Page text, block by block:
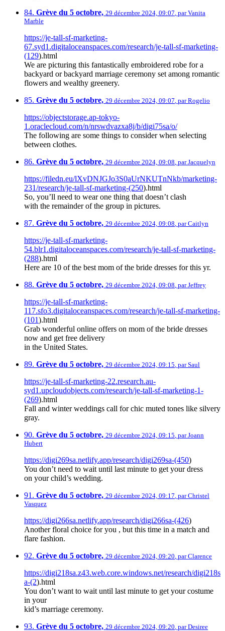
84. Grève du 5 octobre, 29 décembre 2024, 09:07 parVanita
Marble
https://je-tall-sf-marketing-
67.syd1.digitaloceanspaces.com/research/je-tall-sf-marketing-
(129).html
We are picturing this fantastically embroidered robe for a
backyard or backyard marriage ceremony set among romantic
flowers and wealthy greenery.
85. Grève du 5 octobre, 29 décembre 2024, 09:07 parRogelio
https://objectstorage.ap-tokyo-
1.oraclecloud.com/n/nrswdvazxa8j/b/digi75sa/o/
The following are some things to consider when selecting
between clothes.
86. Grève du 5 octobre, 29 décembre 2024, 09:08 parJacquelyn
https://filedn.eu/lXvDNJGJo3S0aUrNKUTnNkb/marketing-
231/research/je-tall-sf-marketing-(250).html
So, you’ll need to wear one thing that doesn’t clash
with the remainder of the group in pictures.
87. Grève du 5 octobre, 29 décembre 2024, 09:08 parCaitlyn
https://je-tall-sf-marketing-
54.blr1.digitaloceanspaces.com/research/je-tall-sf-marketing-
(288).html
Here are 10 of the best mom of the bride dresses for this yr.
88. Grève du 5 octobre, 29 décembre 2024, 09:08 parJeffrey
https://je-tall-sf-marketing-
117.sfo3.digitaloceanspaces.com/research/je-tall-sf-marketing-
(101).html
Grab wonderful online offers on mom of the bride dresses
now and get free delivery
in the United States.
89. Grève du 5 octobre, 29 décembre 2024, 09:15 parSaul
https://je-tall-sf-marketing-22.research.au-
syd1.upcloudobjects.com/research/je-tall-sf-marketing-1-
(269).html
Fall and winter weddings call for chic muted tones like silvery
gray.
90. Grève du 5 octobre, 29 décembre 2024, 09:15 parJoann
Hubert
https://digi269sa.netlify.app/research/digi269sa-(450)
You don’t need to wait until last minute to get your dress
on your child’s wedding.
91. Grève du 5 octobre, 29 décembre 2024, 09:17 parChristel
Vasquez
https://digi266sa.netlify.app/research/digi266sa-(426)
Another floral choice for you , but this time in a match and
flare fashion.
92. Grève du 5 octobre, 29 décembre 2024, 09:20 parClarence
https://digi218sa.z43.web.core.windows.net/research/digi218s
a-(2).html
You don’t want to wait until last minute to get your costume
in your
kid’s marriage ceremony.
93. Grève du 5 octobre, 29 décembre 2024, 09:20 parDesiree